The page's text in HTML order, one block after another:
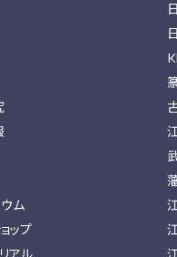
ム
ップ